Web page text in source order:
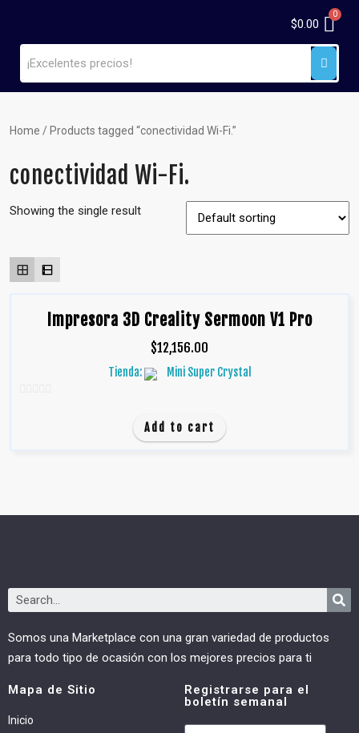
$0.00
Home / Products tagged “conectividad Wi-Fi.”
conectividad Wi-Fi.
Showing the single result
Impresora 3D Creality Sermoon V1 Pro
$12,156.00
Tienda: Mini Super Crystal
Add to cart
Somos una Marketplace con una gran variedad de productos
para todo tipo de ocasión con los mejores precios para ti
Mapa de Sitio
Inicio
Registrarse para el
boletín semanal